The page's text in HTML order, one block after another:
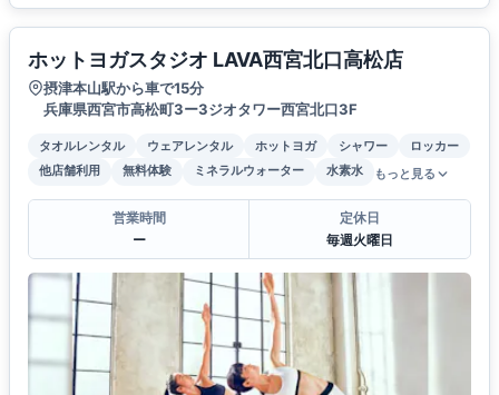
ホットヨガスタジオ LAVA西宮北口高松店
摂津本山駅から車で15分
兵庫県西宮市高松町3ー3ジオタワー西宮北口3F
タオルレンタル ウェアレンタル ホットヨガ シャワー
ロッカー
他店舗利用
無料体験 ミネラルウォーター 水素水 もっと見る
営業時間
ー
定休日
毎週火曜日